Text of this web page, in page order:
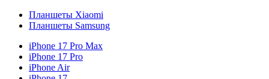
Планшеты Xiaomi
Планшеты Samsung
iPhone 17 Pro Max
iPhone 17 Pro
iPhone Air